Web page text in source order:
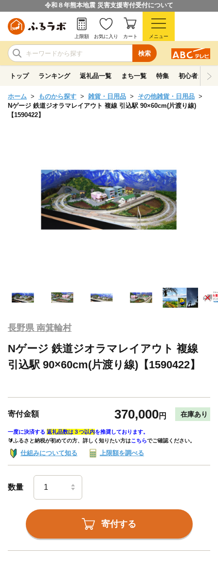
令和８年熊本地震 災害支援寄付受付について
検索
上限額 お気に入り カート メニュー
トップ ランキング 返礼品一覧 まち一覧 特集 初心者ガイド
ホーム ものから探す 雑貨・日用品
その他雑貨・日用品
Nゲージ 鉄道ジオラマレイアウト 複線 引込駅 90×60cm(片渡り線)
【1590422】
長野県 南箕輪村
Nゲージ 鉄道ジオラマレイアウト 複線
引込駅 90×60cm(片渡り線)【1590422】
寄付金額 370,000円 在庫あり
一度に決済する 返礼品数は３つ以内を推奨しております。
🔰ふるさと納税が初めての方、詳しく知りたい方はこちらでご確認ください。
仕組みについて知る 上限額を調べる
数量
寄付する